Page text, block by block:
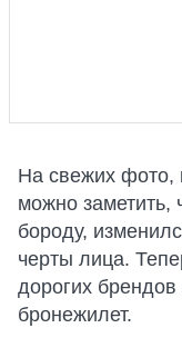
На свежих фото,
можно заметить,
бороду,
черты лица.
дорогих
бронежилет.